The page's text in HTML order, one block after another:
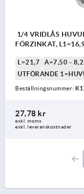
1/4 VRIDLÅS
FÖRZINKAT,
L=21,7
A=7,50 -
UTFÖRANDE
Beställningsnummer:
27,78 kr
exkl. moms
exkl. leveranskostnader